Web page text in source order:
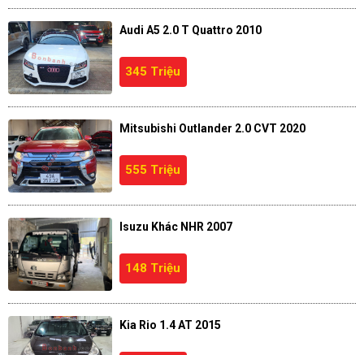
Audi A5 2.0 T Quattro 2010
345 Triệu
Mitsubishi Outlander 2.0 CVT 2020
555 Triệu
Isuzu Khác NHR 2007
148 Triệu
Kia Rio 1.4 AT 2015